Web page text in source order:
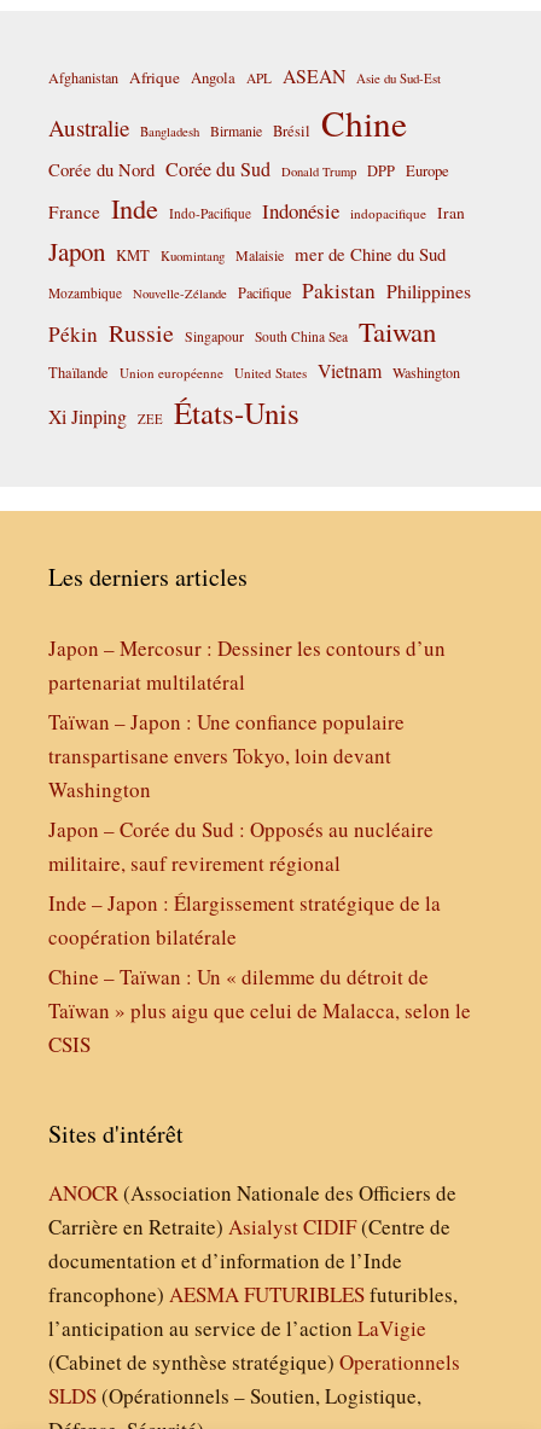
Afghanistan Afrique Angola APL ASEAN Asie du Sud-Est
Australie Bangladesh Birmanie Brésil Chine
Corée du Nord Corée du Sud Donald Trump DPP Europe
France Inde Indo-Pacifique Indonésie indopacifique Iran
Japon KMT Kuomintang Malaisie mer de Chine du Sud
Mozambique Nouvelle-Zélande Pacifique Pakistan Philippines
Pékin Russie Singapour South China Sea Taiwan
Thaïlande Union européenne United States Vietnam Washington
Xi Jinping ZEE États-Unis
Les derniers articles
Japon – Mercosur : Dessiner les contours d’un
partenariat multilatéral
Taïwan – Japon : Une confiance populaire
transpartisane envers Tokyo, loin devant
Washington
Japon – Corée du Sud : Opposés au nucléaire
militaire, sauf revirement régional
Inde – Japon : Élargissement stratégique de la
coopération bilatérale
Chine – Taïwan : Un « dilemme du détroit de
Taïwan » plus aigu que celui de Malacca, selon le
CSIS
Sites d'intérêt
ANOCR(Association Nationale des Officiers de
Carrière en Retraite) AsialystCIDIF(Centre de
documentation et d’information de l’Inde
francophone) AESMAFUTURIBLESfuturibles,
l’anticipation au service de l’action LaVigie
(Cabinet de synthèse stratégique) Operationnels
SLDS(Opérationnels – Soutien, Logistique,